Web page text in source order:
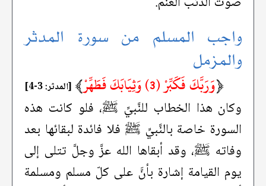
واجب المسلم من سورة المدثر
والمزمل
﴿وَرَبَّكَ فَكَبِّرْ (3) وَثِيَابَكَ فَطَهِّرْ ﴾ [المدثر: 3-4]
وكان هذا الخطاب للنَّبيِّ ﷺ، فلو كانت هذه
السورة خاصة بالنَّبيِّ ﷺ فلا فائدة لبقائها بعد
وفاته ﷺ، وقد أبقاها الله عزَّ وجلَّ تتلى إلى
يوم القيامة إشارة بأنَّ على كلّ مسلم ومسلمة